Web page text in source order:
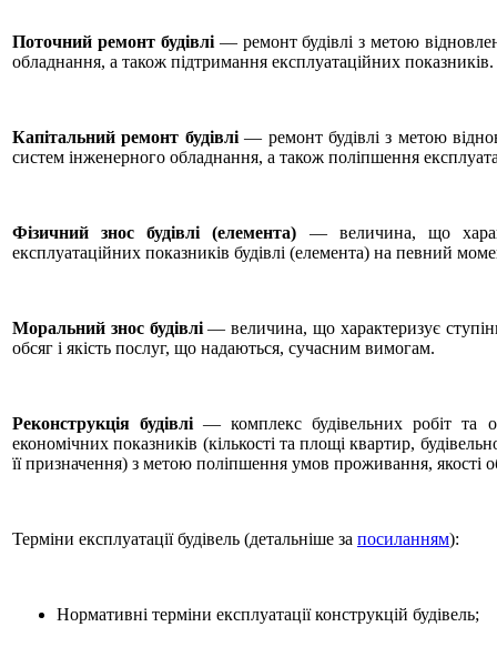
Поточний ремонт будівлі— ремонт будівлі з метою
обладнання, а також підтримання експлуатаційних показників.
Капітальний ремонт будівлі— ремонт будівлі з метою
систем інженерного обладнання, а також поліпшення
Фізичний знос будівлі (елемента) — величина, що
експлуатаційних показників будівлі (елемента) на певний
Моральний знос будівлі— величина, що характеризує
обсяг і якість послуг, що надаються, сучасним вимогам.
Реконструкція будівлі — комплекс будівельних робіт та
економічних показників (кількості та площі квартир,
її призначення) з метою поліпшення умов проживання, якості
Терміни експлуатації будівель (детальніше за посиланням):
Нормативні терміни експлуатації конструкцій будівель;